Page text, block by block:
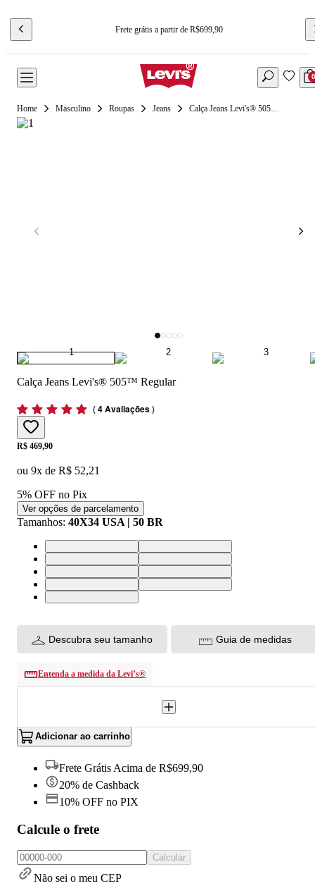
Frete grátis a partir de R$699,90
0
Masculino Roupas Jeans Calça Jeans Levi's® 505™ Regular
Calça Jeans Levi's® 505™ Regular
(4 Avaliações)
Price:
R$ 469,90
ou 9x de R$ 52,21
5% OFF no Pix
Ver opções de parcelamento
Tamanhos: 40X34 USA | 50 BR
40X34 USA | 50 BR42X34 USA | 52 BR
36X34 USA | 46 BR32X34 USA | 40 BR
38X34 USA | 48 BR34X34 USA | 44 BR
30X34 USA | 38 BR33X34 USA | 42 BR
28X34 USA | 36 BR
Descubra seu tamanho Guia de medidas
Entenda a medida da Levi’s®
Adicionar ao carrinho
Frete Grátis Acima de R$699,90
20% de Cashback
10% OFF no PIX
Calcule o frete
Calcular
Não sei o meu CEP